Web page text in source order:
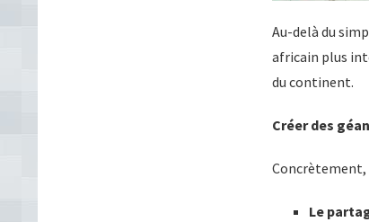
Au-delà du
africain plus
du continent.
Créer des
Concrètement,
Le